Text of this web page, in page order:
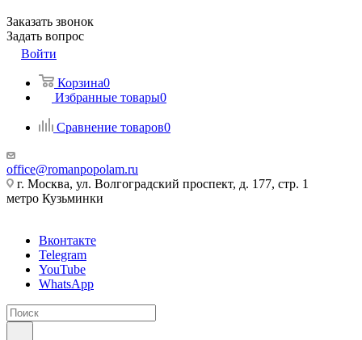
Заказать звонок
Задать вопрос
Войти
Корзина0
Избранные товары0
Сравнение товаров0
office@romanpopolam.ru
г. Москва, ул. Волгоградский проспект, д. 177, стр. 1
метро Кузьминки
Вконтакте
Telegram
YouTube
WhatsApp